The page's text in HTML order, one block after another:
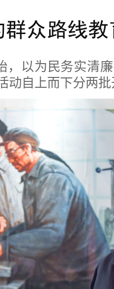
以为民务实清廉
动自上而下分两